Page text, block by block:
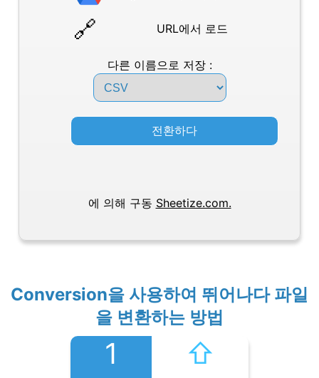
URL에서 로드
다른 이름으로 저장 :
전환하다
에 의해 구동 Sheetize.com.
Conversion을 사용하여 뛰어나다 파일
을 변환하는 방법
1 ⇧︎